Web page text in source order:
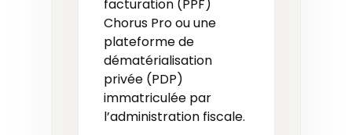
facturation (PPF)
Chorus Pro ou une
plateforme de
dématérialisation
privée (PDP)
immatriculée par
l’administration fiscale.